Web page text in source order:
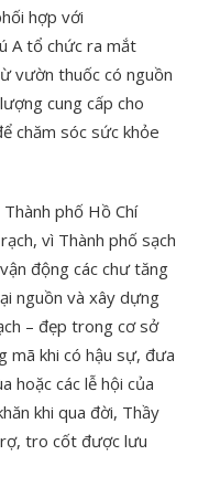
hợp với
A tổ chức ra mắt
vườn thuốc có nguồn
cung cấp cho
chăm sóc sức khỏe
phố Hồ Chí
vì Thành phố sạch
động các chư tăng
nguồn và xây dựng
– đẹp trong cơ sở
mã khi có hậu sự, đưa
hoặc các lễ hội của
khi qua đời, Thầy
tro cốt được lưu